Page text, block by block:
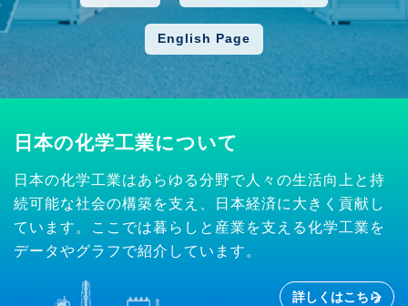
English Page
日本の化学工業について
日本の化学工業はあらゆる分野で人々の生活向上と持
続可能な社会の構築を支え、日本経済に大きく貢献し
ています。ここでは暮らしと産業を支える化学工業を
データやグラフで紹介しています。
詳しくはこちら